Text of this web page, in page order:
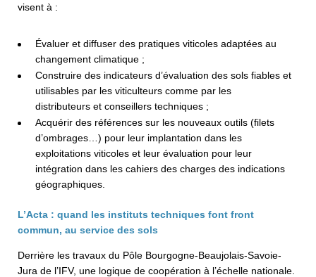
visent à :
Évaluer et diffuser des pratiques viticoles adaptées au
changement climatique ;
Construire des indicateurs d’évaluation des sols fiables et
utilisables par les viticulteurs comme par les
distributeurs et conseillers techniques ;
Acquérir des références sur les nouveaux outils (filets
d’ombrages…) pour leur implantation dans les
exploitations viticoles et leur évaluation pour leur
intégration dans les cahiers des charges des indications
géographiques.
L’Acta : quand les instituts techniques font front
commun, au service des sols
Derrière les travaux du Pôle Bourgogne-Beaujolais-Savoie-
Jura de l’IFV, une logique de coopération à l’échelle nationale.